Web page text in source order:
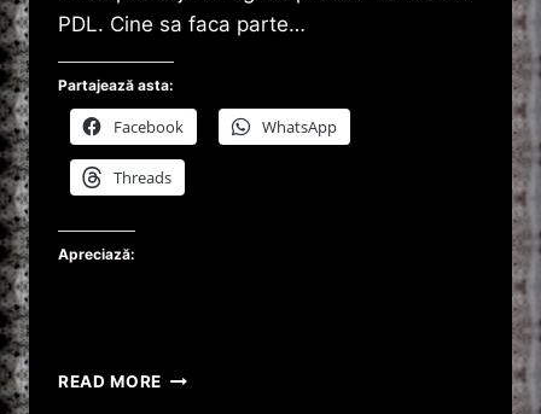
PDL. Cine sa faca parte…
Partajează asta:
Facebook WhatsApp
Threads
Apreciază:
READ MORE PDL